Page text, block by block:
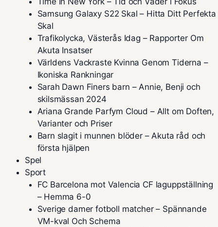
Samsung Galaxy S22 Skal – Hitta Ditt Perfekta
Skal
Trafikolycka, Västerås Idag – Rapporter Om
Akuta Insatser
Världens Vackraste Kvinna Genom Tiderna –
Ikoniska Rankningar
Sarah Dawn Finers barn – Annie, Benji och
skilsmässan 2024
Ariana Grande Parfym Cloud – Allt om Doften,
Varianter och Priser
Barn slagit i munnen blöder – Akuta råd och
första hjälpen
Spel
Sport
FC Barcelona mot Valencia CF laguppställning
– Hemma 6-0
Sverige damer fotboll matcher – Spännande
VM-kval Och Schema